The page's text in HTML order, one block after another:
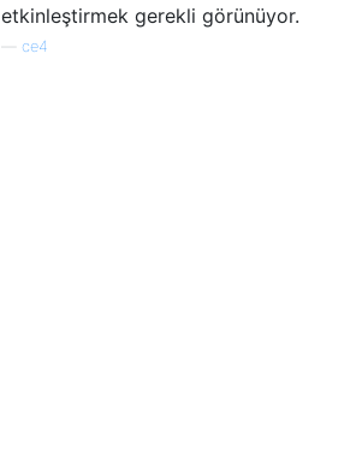
etkinleştirmek gerekli görünüyor.
ce4